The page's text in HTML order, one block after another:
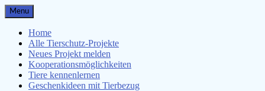
Skip
to
content
Menu
Home
Alle Tierschutz-Projekte
Neues Projekt melden
Kooperationsmöglichkeiten
Tiere kennenlernen
Geschenkideen mit Tierbezug